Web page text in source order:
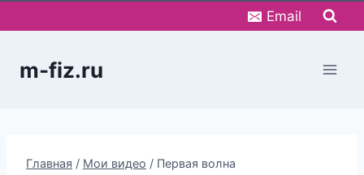
к
Email
m-fiz.ru
Главная / Мои видео / Первая волна